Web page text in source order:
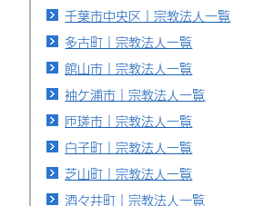
千葉市中央区｜宗教法人一覧
多古町｜宗教法人一覧
館山市｜宗教法人一覧
袖ケ浦市｜宗教法人一覧
匝瑳市｜宗教法人一覧
白子町｜宗教法人一覧
芝山町｜宗教法人一覧
酒々井町｜宗教法人一覧